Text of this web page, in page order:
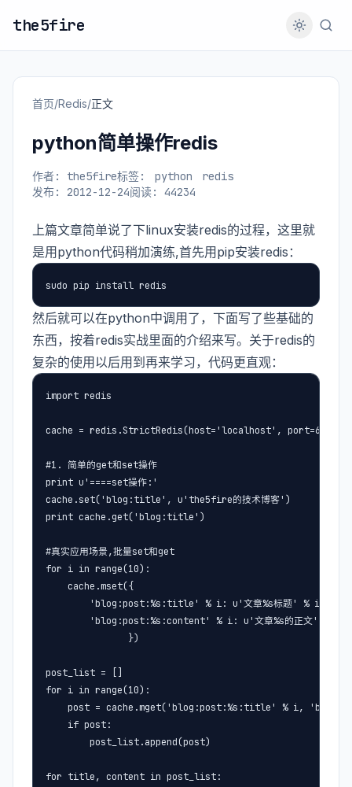
the5fire
首页/Redis/正文
python简单操作redis
作者: the5fire标签: python
redis
发布: 2012-12-24阅读: 44234
上篇文章简单说了下linux安装redis的过程，这里就
是用python代码稍加演练,首先用pip安装redis：
sudo pip install redis
然后就可以在python中调用了，下面写了些基础的
东西，按着redis实战里面的介绍来写。关于redis的
复杂的使用以后用到再来学习，代码更直观：
import redis
cache = redis.StrictRedis(host='localhost', port=6379)
#1. 简单的get和set操作
print u'====set操作:'
cache.set('blog:title', u'the5fire的技术博客')
print cache.get('blog:title')
#真实应用场景,批量set和get
for i in range(10):
    cache.mset({
        'blog:post:%s:title' % i: u'文章%s标题' % i,
        'blog:post:%s:content' % i: u'文章%s的正文' % i
               })
post_list = []
for i in range(10):
post = cache.mget('blog:post:%s:title' % i,
    if post:
        post_list.append(post)
for title, content in post_list: